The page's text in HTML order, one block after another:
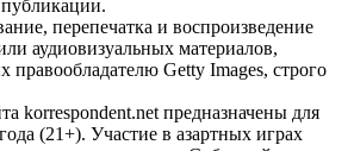
публикации.
перепечатка и воспроизведение
аудиовизуальных материалов,
правообладателю Getty Images, строго
korrespondent.net предназначены для
(21+). Участие в азартных играх